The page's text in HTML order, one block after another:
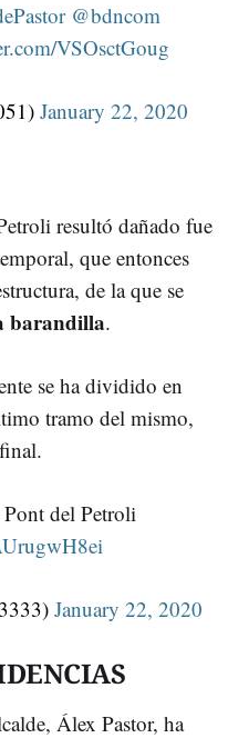
@bdncom
VSOsctGoug
January 22, 2020
resultó dañado fue
que entonces
de la que se
barandilla.
se ha dividido en
tramo del mismo,
del Petroli
January 22, 2020
Álex Pastor, ha